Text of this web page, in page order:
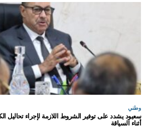
وطني
سعيود يشدد على توفير الشروط اللازمة لإجراء
أثناء السياقة